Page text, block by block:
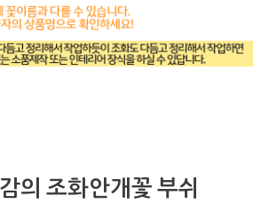
의 조화안개꽃 부쉬